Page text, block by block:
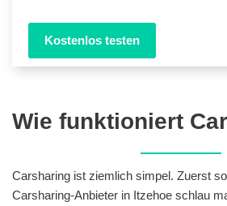
Kostenlos testen
Wie funktioniert
Carsharing ist ziemlich simpel. Zuerst
Carsharing-Anbieter in Itzehoe schlau